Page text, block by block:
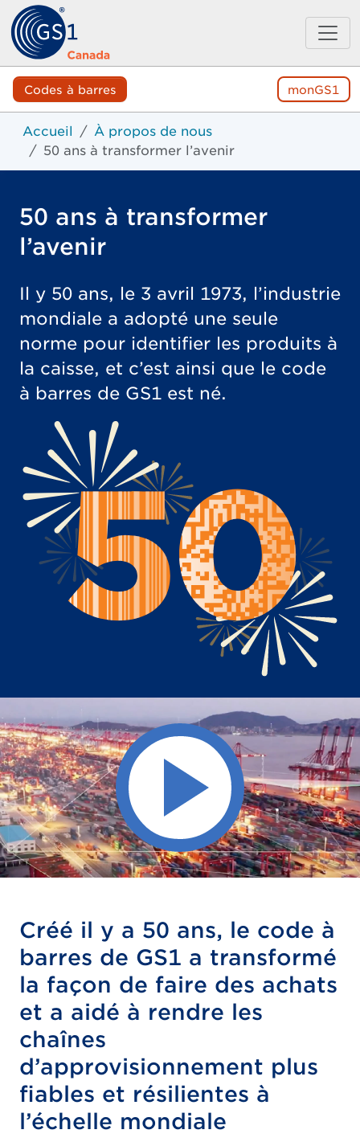
Codes à barres monGS1
Accueil
À propos de nous
50 ans à transformer l’avenir
50 ans à transformer
l’avenir
Il y 50 ans, le 3 avril 1973, l’industrie
mondiale a adopté une seule
norme pour identifier les produits à
la caisse, et c’est ainsi que le code
à barres de GS1 est né.
Créé il y a 50 ans, le code à
barres de GS1 a transformé
la façon de faire des achats
et a aidé à rendre les
chaînes
d’approvisionnement plus
fiables et résilientes à
l’échelle mondiale